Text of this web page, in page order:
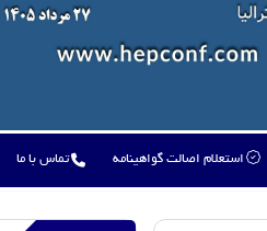
استعلام اصالت گواهینامه تماس با ما